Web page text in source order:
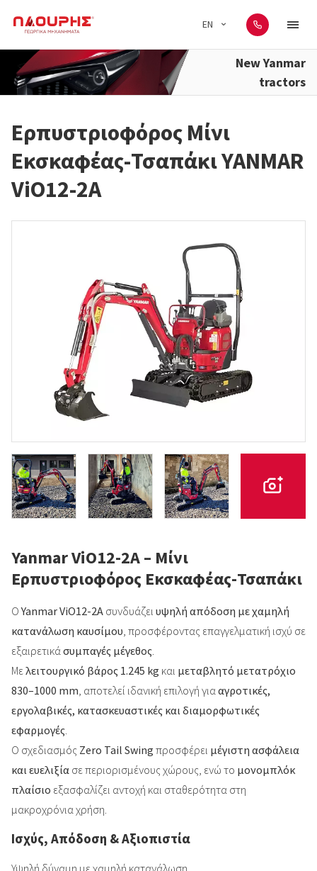
EN
New Yanmar
tractors
Ερπυστριοφόρος Μίνι
Εκσκαφέας-Τσαπάκι YANMAR
ViO12-2A
Yanmar ViO12-2A – Μίνι
Ερπυστριοφόρος Εκσκαφέας-Τσαπάκι
ΟYanmar ViO12-2A συνδυάζει υψηλή απόδοση με χαμηλή
κατανάλωση καυσίμου , προσφέροντας επαγγελματική ισχύ σε
εξαιρετικά συμπαγές μέγεθος
Μελειτουργικό βάρος 1.245 kg και μεταβλητό μετατρόχιο
830–1000 mm , αποτελεί ιδανική επιλογή για αγροτικές,
εργολαβικές, κατασκευαστικές και διαμορφωτικές
εφαρμογές
Ο σχεδιασμός Zero Tail Swing προσφέρει μέγιστη ασφάλεια
και ευελιξία σε περιορισμένους χώρους, ενώ το μονομπλόκ
πλαίσιο εξασφαλίζει αντοχή και σταθερότητα στη
μακροχρόνια χρήση.
Ισχύς, Απόδοση & Αξιοπιστία
Υψηλή δύναμη με χαμηλή κατανάλωση